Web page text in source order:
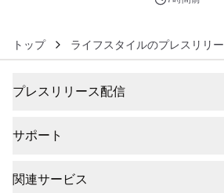
トップ ライフスタイルのプレスリリ
プレスリリース配信
サポート
関連サービス